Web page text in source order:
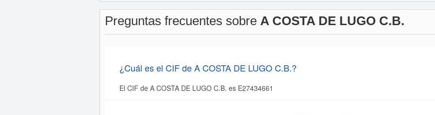
Preguntas frecuentes sobre A COSTA DE LUGO C.B.
¿Cuál es el CIF de A COSTA DE LUGO C.B.?
El CIF de A COSTA DE LUGO C.B. es E27434661